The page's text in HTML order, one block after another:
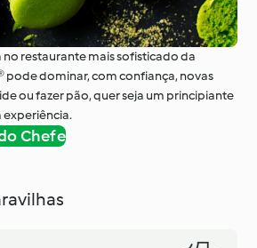
no restaurante mais sofisticado da
pode dominar, com confiança, novas
ou fazer pão, quer seja um principiante
experiência.
Chefe